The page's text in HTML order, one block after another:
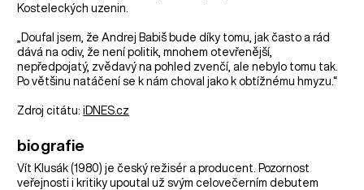
Kosteleckých uzenin.
„Doufal jsem, že Andrej Babiš bude díky tomu, jak často a rád
dává na odiv, že není politik, mnohem otevřenější,
nepředpojatý, zvědavý na pohled zvenčí, ale nebylo tomu tak.
Po většinu natáčení se k nám choval jako k obtížnému hmyzu.“
Zdroj citátu:iDNES.cz
biografie
Vít Klusák (1980) je český režisér a producent. Pozornost
veřejnosti i kritiky upoutal už svým celovečerním debutem